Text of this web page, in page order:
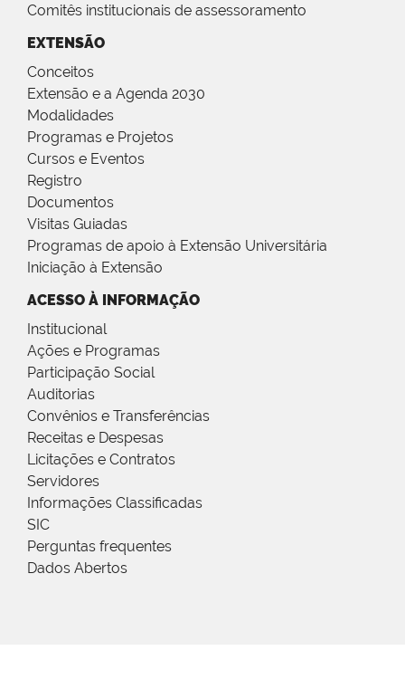
Comitês institucionais de assessoramento
EXTENSÃO
Conceitos
Extensão e a Agenda 2030
Modalidades
Programas e Projetos
Cursos e Eventos
Registro
Documentos
Visitas Guiadas
Programas de apoio à Extensão Universitária
Iniciação à Extensão
ACESSO À INFORMAÇÃO
Institucional
Ações e Programas
Participação Social
Auditorias
Convênios e Transferências
Receitas e Despesas
Licitações e Contratos
Servidores
Informações Classificadas
SIC
Perguntas frequentes
Dados Abertos